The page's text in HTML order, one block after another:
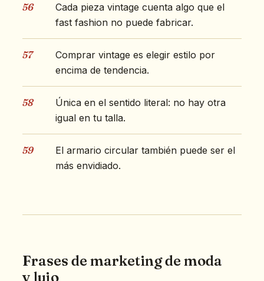
56
Cada pieza vintage cuenta algo que el
fast fashion no puede fabricar.
57
Comprar vintage es elegir estilo por
encima de tendencia.
58
Única en el sentido literal: no hay otra
igual en tu talla.
59
El armario circular también puede ser el
más envidiado.
Frases de marketing de moda
y lujo